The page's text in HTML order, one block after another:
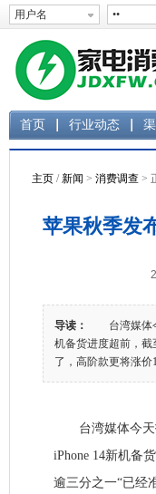
首页 行业动态
主页 /新闻 > 消费调查 >
苹果秋季发
导读：
台湾媒体今
机备货进度超前，截
了，高阶款更将涨价
台湾媒体今天
iPhone 14新机备
逾三分之一“已经